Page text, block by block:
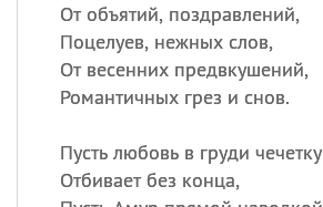
От объятий, поздравлений,
Поцелуев, нежных слов,
От весенних предвкушений,
Романтичных грез и снов.
Пусть любовь в груди чечетку
Отбивает без конца,